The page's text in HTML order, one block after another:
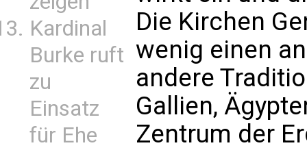
Kardinal
Burke ruft
zu
Einsatz
für Ehe
Die Kirchen
wenig einen
andere
Gallien,
Zentrum der